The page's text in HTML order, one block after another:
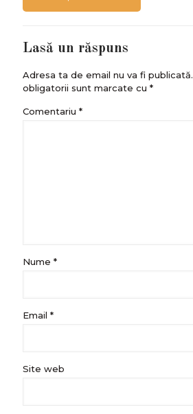
Lasă un răspuns
Adresa ta de email nu va fi publicată.
obligatorii sunt marcate cu *
Comentariu *
Nume *
Email *
Site web